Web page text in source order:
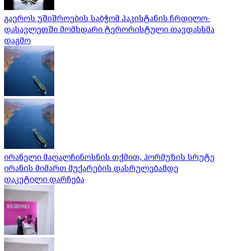
გაეროს უშიშროების საბჭომ პაკისტანის ჩრდილო-
დასავლეთში მომხდარი ტერორისტული თავდასხმა
დაგმო
ირანელი მაღალჩინოსნის თქმით, ჰორმუზის სრუტე
ირანის მიმართ მუქარების დასრულებამდე
დაკეტილი დარჩება